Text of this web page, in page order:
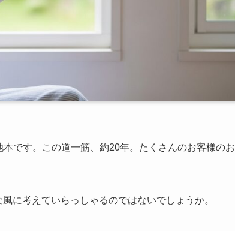
です。この道一筋、約20年。たくさんのお客様のお
に考えていらっしゃるのではないでしょうか。